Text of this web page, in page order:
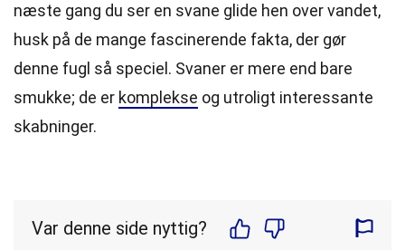
næste gang du ser en svane glide hen over vandet,
husk på de mange fascinerende fakta, der gør
denne fugl så speciel. Svaner er mere end bare
smukke; de er komplekse og utroligt interessante
skabninger.
Var denne side nyttig?